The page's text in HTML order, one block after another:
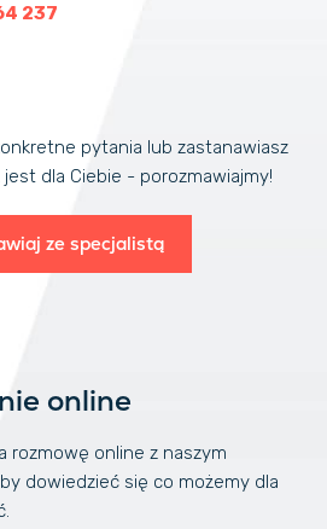
237
pytania lub zastanawiasz
jest dla Ciebie - porozmawiajmy!
ze specjalistą
online
rozmowę online z naszym
dowiedzieć się co możemy dla